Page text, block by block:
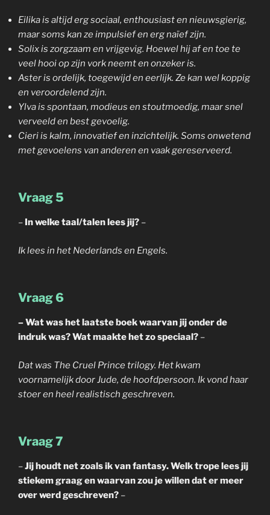
Eilika is altijd erg sociaal, enthousiast en nieuwsgierig,
maar soms kan ze impulsief en erg naïef zijn.
Solix is zorgzaam en vrijgevig. Hoewel hij af en toe te
veel hooi op zijn vork neemt en onzeker is.
Aster is ordelijk, toegewijd en eerlijk. Ze kan wel koppig
en veroordelend zijn.
Ylva is spontaan, modieus en stoutmoedig, maar snel
verveeld en best gevoelig.
Cieri is kalm, innovatief en inzichtelijk. Soms onwetend
met gevoelens van anderen en vaak gereserveerd.
Vraag 5
– In welke taal/talen lees jij? –
Ik lees in het Nederlands en Engels.
Vraag 6
– Wat was het laatste boek waarvan jij onder de
indruk was? Wat maakte het zo speciaal? –
Dat was The Cruel Prince trilogy. Het kwam
voornamelijk door Jude, de hoofdpersoon. Ik vond haar
stoer en heel realistisch geschreven.
Vraag 7
–Jij houdt net zoals ik van fantasy. Welk trope lees jij
stiekem graag en waarvan zou je willen dat er meer
over werd geschreven? –